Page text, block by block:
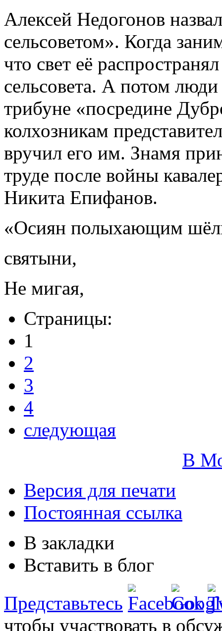
Алексей Недогонов
сельсоветом». Когда
что свет её
сельсовета. А потом
трибуне «посредине
колхозникам
вручил его им. Знамя
труде после войны
Никита Епифанов.
«Осиян полыхающим
святыни,
Не мигая,
Страницы:
1
2
3
4
следующая
В
Версия для печати
Постоянная ссылка
В закладки
Вставить в блог
Представьтесь
чтобы участвовать в